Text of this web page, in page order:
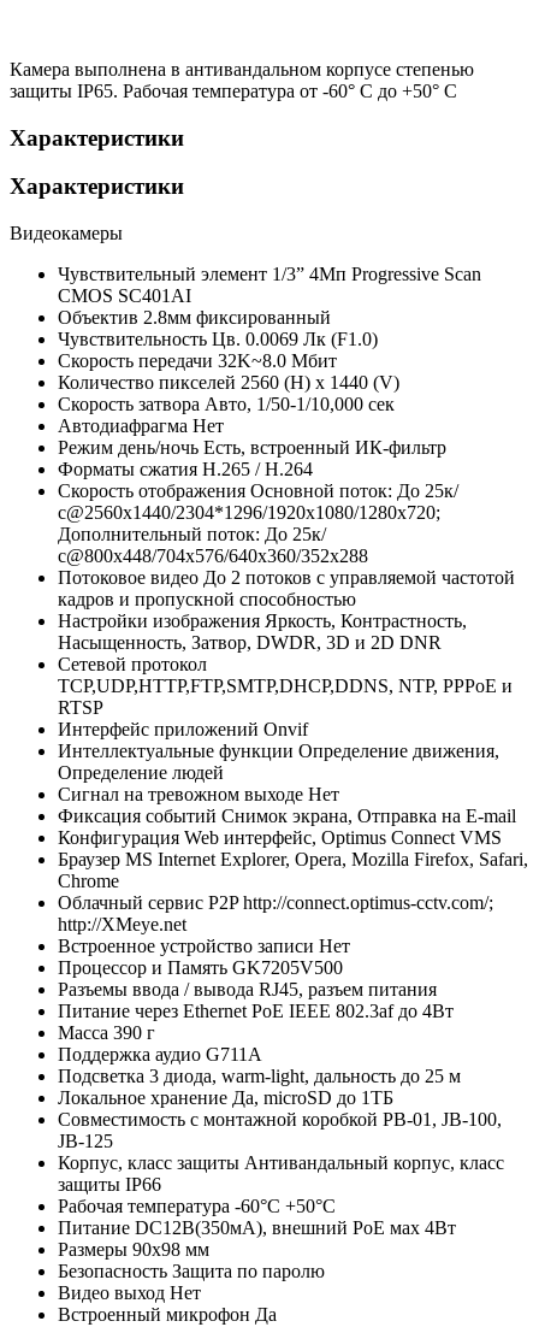
Камера выполнена в антивандальном корпусе степенью
защиты IP65. Рабочая температура от -60° С до +50° С
Характеристики
Характеристики
Видеокамеры
Чувствительный элемент 1/3” 4Мп Progressive Scan
CMOS SC401AI
Объектив 2.8мм фиксированный
Чувствительность Цв. 0.0069 Лк (F1.0)
Скорость передачи 32K~8.0 Мбит
Количество пикселей 2560 (H) x 1440 (V)
Скорость затвора Авто, 1/50-1/10,000 сек
Автодиафрагма Нет
Режим день/ночь Есть, встроенный ИК-фильтр
Форматы сжатия H.265 / H.264
Скорость отображения Основной поток: До 25к/
с@2560x1440/2304*1296/1920х1080/1280x720;
Дополнительный поток: До 25к/
с@800x448/704х576/640x360/352х288
Потоковое видео До 2 потоков с управляемой частотой
кадров и пропускной способностью
Настройки изображения Яркость, Контрастность,
Насыщенность, Затвор, DWDR, 3D и 2D DNR
Сетевой протокол
TCP,UDP,HTTP,FTP,SMTP,DHCP,DDNS, NTP, PPPoE и
RTSP
Интерфейс приложений Onvif
Интеллектуальные функции Определение движения,
Определение людей
Сигнал на тревожном выходе Нет
Фиксация событий Снимок экрана, Отправка на E-mail
Конфигурация Web интерфейс, Optimus Connect VMS
Браузер MS Internet Explorer, Opera, Mozilla Firefox, Safari,
Chrome
Облачный сервис P2P http://connect.optimus-cctv.com/;
http://XMeye.net
Встроенное устройство записи Нет
Процессор и Память GK7205V500
Разъемы ввода / вывода RJ45, разъем питания
Питание через Ethernet PoE IEEE 802.3af до 4Вт
Масса 390 г
Поддержка аудио G711A
Подсветка 3 диодa, warm-light, дальность до 25 м
Локальное хранение Да, microSD до 1ТБ
Совместимость с монтажной коробкой PB-01, JB-100,
JB-125
Корпус, класс защиты Антивандальный корпус, класс
защиты IР66
Рабочая температура -60°C +50°C
Питание DC12В(350мА), внешний PoE мах 4Вт
Размеры 90х98 мм
Безопасность Защита по паролю
Видео выход Нет
Встроенный микрофон Да